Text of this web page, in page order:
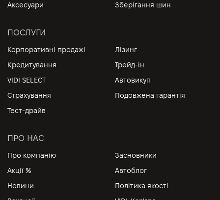
Аксесуари
Зберігання шин
ПОСЛУГИ
Корпоративні продажі
Лізинг
Кредитування
Трейд-ін
VIDI SELECT
Автовикуп
Страхування
Подовжена гарантія
Тест-драйв
ПРО НАС
Про компанію
Засновники
Акції %
Автоблог
Новини
Політика якості